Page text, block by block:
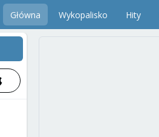
Główna Wykopalisko Hity